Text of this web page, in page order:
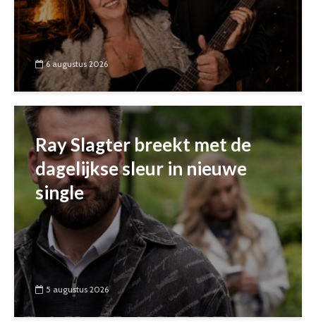
6 augustus 2026
Ray Slagter breekt met de
dagelijkse sleur in nieuwe
single
5 augustus 2026